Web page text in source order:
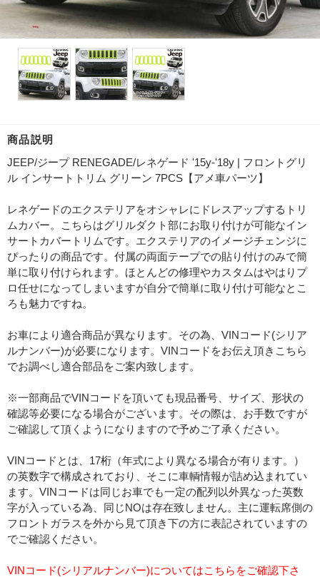
商品説明
JEEP/ジープ RENEGADE/レネゲード '15y-'18y | フロントグリ
ル インサートトリム グリーン 7PCS【アメ車パーツ】
レネゲードのエクステリアをオシャレにドレスアップするトリ
ムカバー。こちらはグリルダクト部にお取り付けが可能なイン
サートカバートリムです。エクステリアのイメージチェンジに
ぴったりの商品です。付属の両面テープでの貼り付けのみで簡
単に取り付けられます。ほとんどの修理やカスタムはやはりプ
ロ任せになってしまいますが自分で簡単に取り付け可能なとこ
ろも魅力ですね。
お車により適合商品が異なります。その為、VINコード(シリア
ルナンバー)が必要になります。VINコードをお伝え頂きこちら
でお調べし適合部品をご案内致します。
※一部商品でVINコードを頂いても現品番号、サイズ、形状の
確認等必要になる場合がございます。その際は、お手数ですが
ご確認して頂くようになりますので予めご了承ください。
VINコードとは、17桁（年式により異なる場合が有ります。）
の英数字で構成されており、そこに車輌情報が詰め込まれてい
ます。VINコードは同じお車でも一定の配列以外異なった英数
字が入っている為、同じNOは存在致しません。主に運転席側の
フロントガラスを外から見て頂き下の方に表記されていますの
でご確認ください。
VINコード(シリアルナンバー)についてはこちらをご確認下さ